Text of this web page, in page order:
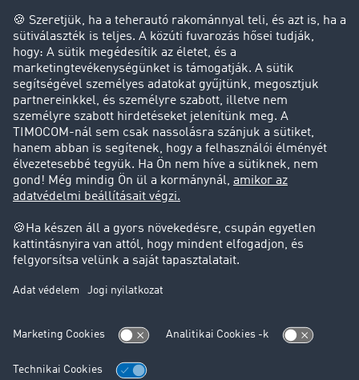
Tesztelje most ingyen
További kérdése van?
Szívesen állunk rendelkezésére hétfőtől péntekig 8:00
+36 22 51 59 50